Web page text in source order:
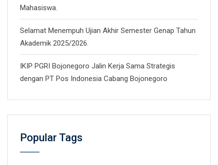
Mahasiswa.
Selamat Menempuh Ujian Akhir Semester Genap Tahun
Akademik 2025/2026.
IKIP PGRI Bojonegoro Jalin Kerja Sama Strategis
dengan PT Pos Indonesia Cabang Bojonegoro
Popular Tags